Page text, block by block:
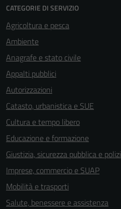
CATEGORIE DI SERVIZIO
Agricoltura e pesca
Ambiente
Anagrafe e stato civile
Appalti pubblici
Autorizzazioni
Catasto, urbanistica e SUE
Cultura e tempo libero
Educazione e formazione
Giustizia, sicurezza pubblica e
Imprese, commercio e SUAP
Mobilità e trasporti
Salute, benessere e assistenza